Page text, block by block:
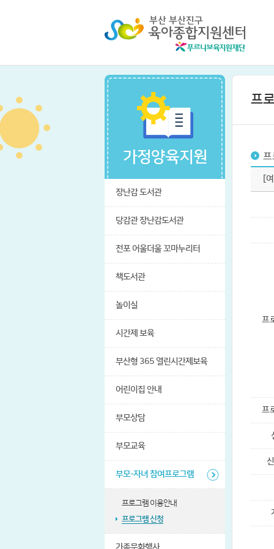
가정양육지원
장난감 도서관
당감관 장난감도서관
전포 어울더울 꼬마누리터
책도서관
놀이실
시간제 보육
부산형 365 열린시간제보육
어린이집 안내
부모상담
부모교육
부모-자녀 참여프로그램
프로그램 이용안내
프로그램 신청
프
프
[
프
프